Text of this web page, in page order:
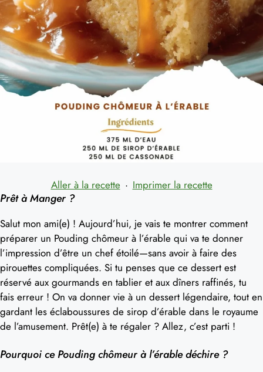
Aller à la recette · Imprimer la recette
Prêt à Manger ?
Salut mon ami(e) ! Aujourd’hui, je vais te montrer comment
préparer un Pouding chômeur à l’érable qui va te donner
l’impression d’être un chef étoilé—sans avoir à faire des
pirouettes compliquées. Si tu penses que ce dessert est
réservé aux gourmands en tablier et aux dîners raffinés, tu
fais erreur ! On va donner vie à un dessert légendaire, tout en
gardant les éclaboussures de sirop d’érable dans le royaume
de l’amusement. Prêt(e) à te régaler ? Allez, c’est parti !
Pourquoi ce Pouding chômeur à l’érable déchire ?